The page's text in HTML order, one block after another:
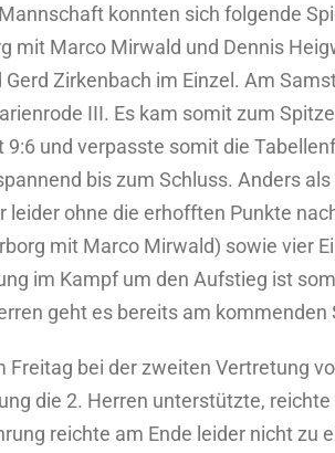
konnten sich folgende
mit Marco Mirwald und Dennis
Zirkenbach im Einzel. Am
III. Es kam somit zum
und verpasste somit die
bis zum Schluss. Anders
leider ohne die erhofften Punkte
mit Marco Mirwald) sowie vier
im Kampf um den Aufstieg ist
geht es bereits am
Freitag bei der zweiten Vertretung
die 2. Herren unterstützte,
reichte am Ende leider nicht